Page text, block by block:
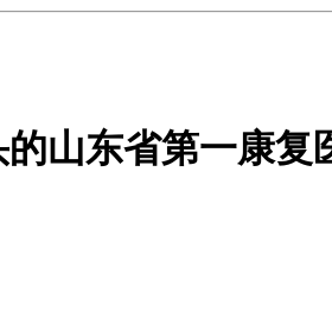
山东省第一康复